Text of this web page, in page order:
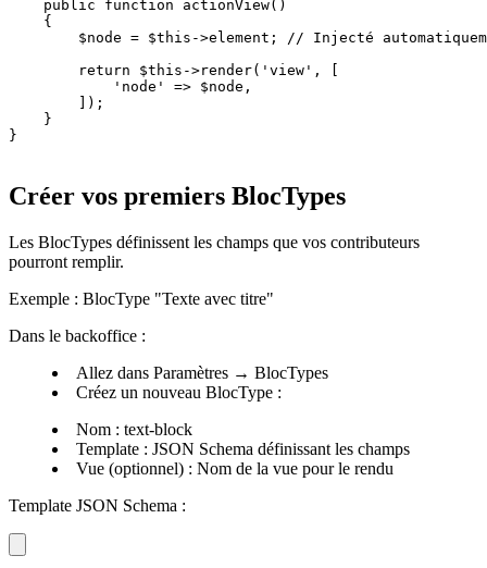
    public function actionView()
    {
$node = $this->element; // Injecté
        return $this->render('view', [
            'node' => $node,
        ]);
    }
}
Créer vos premiers BlocTypes
Les BlocTypes définissent les champs que vos contributeurs
pourront remplir.
Exemple : BlocType "Texte avec titre"
Dans le backoffice :
Allez dans Paramètres → BlocTypes
Créez un nouveau BlocType :
Nom : text-block
Template : JSON Schema définissant les champs
Vue (optionnel) : Nom de la vue pour le rendu
Template JSON Schema :